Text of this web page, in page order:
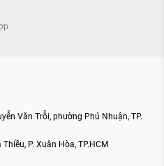
Văn Trỗi, phường Phú Nhuận, TP.
P. Xuân Hòa, TP.HCM